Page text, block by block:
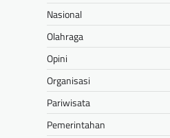
Nasional
Olahraga
Opini
Organisasi
Pariwisata
Pemerintahan